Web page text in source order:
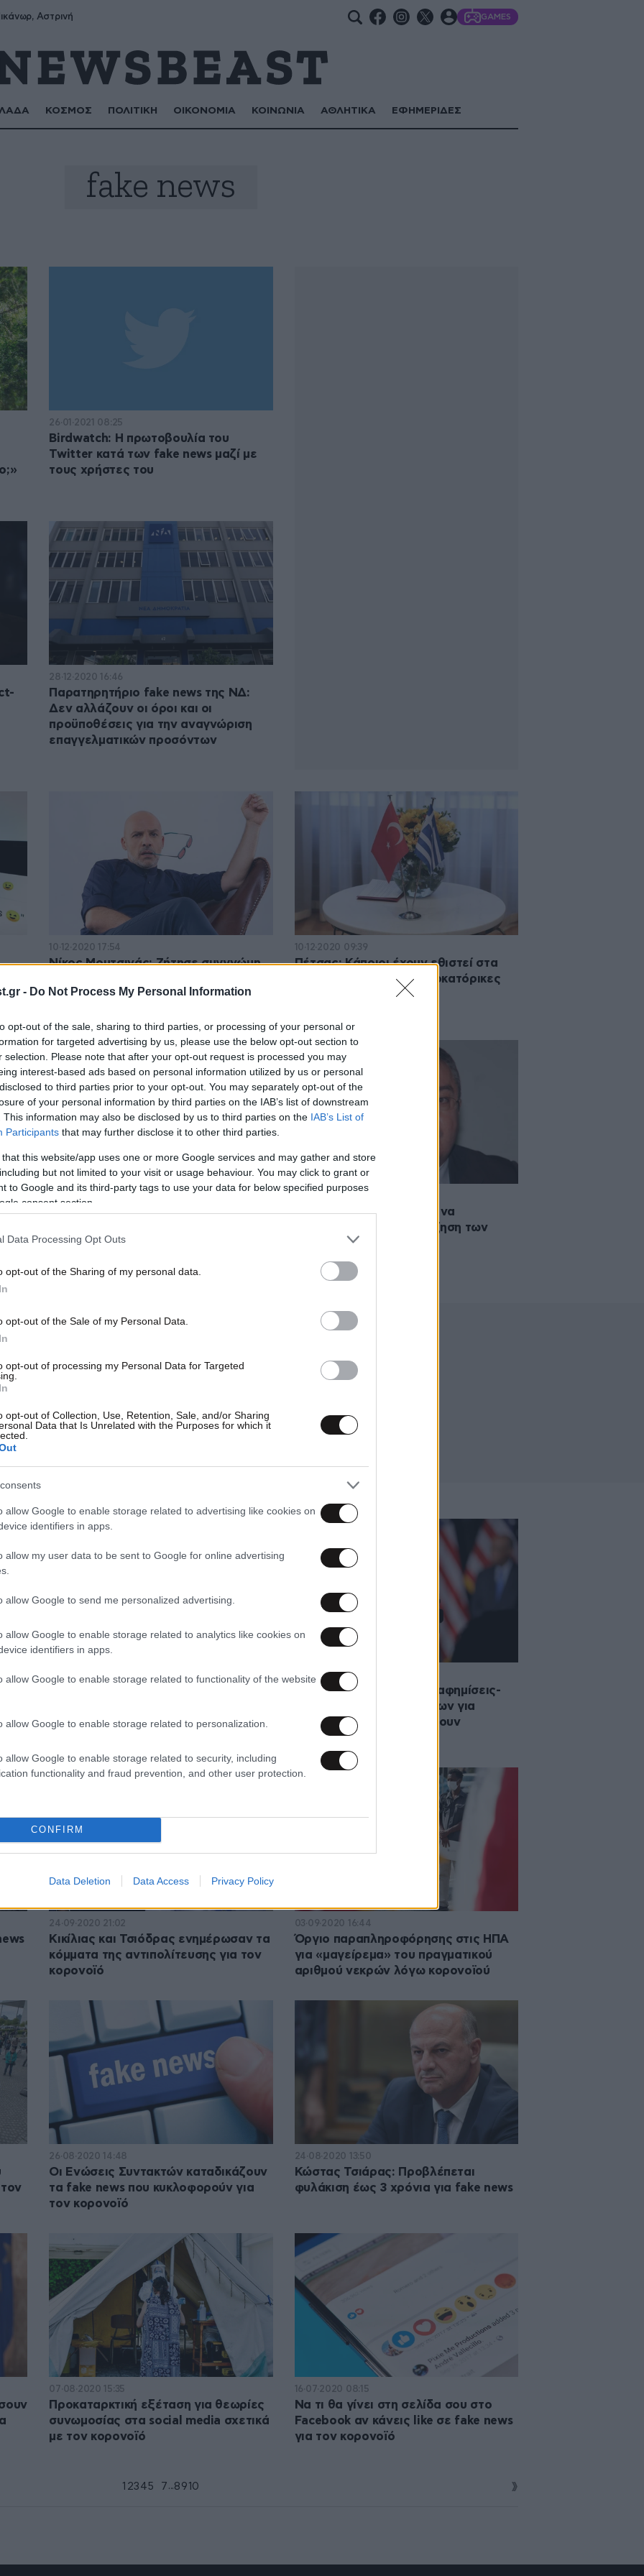
- Do Not Process My Personal Information
opt-out of the sale, sharing to third parties, or processing of your personal or
for targeted advertising by us, please use the below opt-out section to
selection. Please note that after your opt-out request is processed you may
interest-based ads based on personal information utilized by us or personal
to third parties prior to your opt-out. You may separately opt-out of the
of your personal information by third parties on the IAB’s list of downstream
This information may also be disclosed by us to third parties on the IAB’s List of
Participants that may further disclose it to other third parties.
that this website/app uses one or more Google services and may gather and store
but not limited to your visit or usage behaviour. You may click to grant or
to Google and its third-party tags to use your data for below specified purposes
consent section.
Data Processing Opt Outs
opt-out of the Sharing of my personal data.
opt-out of the Sale of my Personal Data.
opt-out of processing my Personal Data for Targeted
opt-out of Collection, Use, Retention, Sale, and/or Sharing
Data that Is Unrelated with the Purposes for which it
allow Google to enable storage related to advertising like cookies on
identifiers in apps.
allow my user data to be sent to Google for online advertising
allow Google to send me personalized advertising.
allow Google to enable storage related to analytics like cookies on
identifiers in apps.
allow Google to enable storage related to functionality of the website
allow Google to enable storage related to personalization.
allow Google to enable storage related to security, including
functionality and fraud prevention, and other user protection.
CONFIRM
Data Deletion Data Access Privacy Policy
Αστρινή GAMES
ΚΟΣΜΟΣ ΠΟΛΙΤΙΚΗ ΟΙΚΟΝΟΜΙΑ ΚΟΙΝΩΝΙΑ ΑΘΛΗΤΙΚΑ ΕΦΗΜΕΡΙΔΕΣ
fake news
26·01·2021 08:25
Birdwatch: Η πρωτοβουλία του
Twitter κατά των fake news μαζί με
τους χρήστες του
28·12·2020 16:46
Παρατηρητήριο fake news της ΝΔ:
Δεν αλλάζουν οι όροι και οι
προϋποθέσεις για την αναγνώριση
επαγγελματικών προσόντων
10·12·2020 17:54
Νίκος Μουτσινάς: Ζήτησε συγγνώμη
αναστάτωση στους κύκλους της
10·12·2020 09:39
Πέτσας: Κάποιοι έχουν εθιστεί στα
fake news και στις προβοκατόρικες
12·11·2020 15:19
«Τρικλοποδιά» στην εμπιστοσύνη των
κορονοϊού βάζουν οι θεωρίες
21·10·2020 17:36
Ηλίας Μόσιαλος: Πιθανό να
ανακοινωθεί μεγάλη αύξηση των
κρουσμάτων σήμερα
κ.
15·10·2020 00:01
από την Ελλάδα
01·10·2020 22:18
Το Facebook απέσυρε διαφημίσεις-
fake news Ρεπουμπλικάνων για
«πρόσφυγες που θα φέρουν
κορονοϊό»
24·09·2020 21:02
Κικίλιας και Τσιόδρας ενημέρωσαν τα
κόμματα της αντιπολίτευσης για τον
κορονοϊό
03·09·2020 16:44
Όργιο παραπληροφόρησης στις ΗΠΑ
για «μαγείρεμα» του πραγματικού
αριθμού νεκρών λόγω κορονοϊού
26·08·2020 14:48
Οι Ενώσεις Συντακτών καταδικάζουν
τα fake news που κυκλοφορούν για
τον κορονοϊό
24·08·2020 13:50
Κώστας Τσιάρας: Προβλέπεται
φυλάκιση έως 3 χρόνια για fake news
07·08·2020 15:35
Προκαταρκτική εξέταση για θεωρίες
συνωμοσίας στα social media σχετικά
με τον κορονοϊό
16·07·2020 08:15
Να τι θα γίνει στη σελίδα σου στο
Facebook αν κάνεις like σε fake news
για τον κορονοϊό
1 23 4 5 7 ...8 9 10